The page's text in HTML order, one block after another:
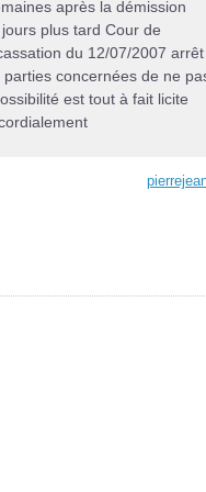
après la démission
plus tard Cour de
du 12/07/2007 arrêt
concernées de ne
est tout à fait licite